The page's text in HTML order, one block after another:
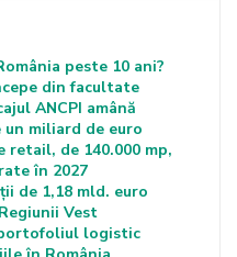
peste 10 ani?
din facultate
ANCPI amână
miliard de euro
retail, de 140.000 mp,
în 2027
de 1,18 mld. euro
Vest
logistic